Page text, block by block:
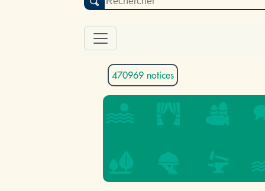
470969 notices